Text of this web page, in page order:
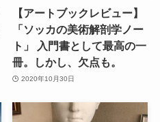
【アートブックレビュー】
「ソッカの美術解剖学ノー
ト」 入門書として最高の一
冊。しかし、欠点も。
2020年10月30日